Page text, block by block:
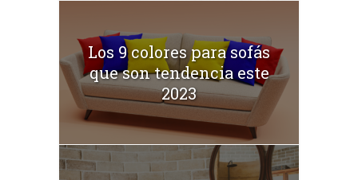
Los 9 colores para sofás
que son tendencia este
2023